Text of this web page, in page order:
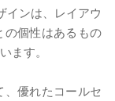
インは、レイアウ
の個性はあるもの
ます。
、優れたコールセ